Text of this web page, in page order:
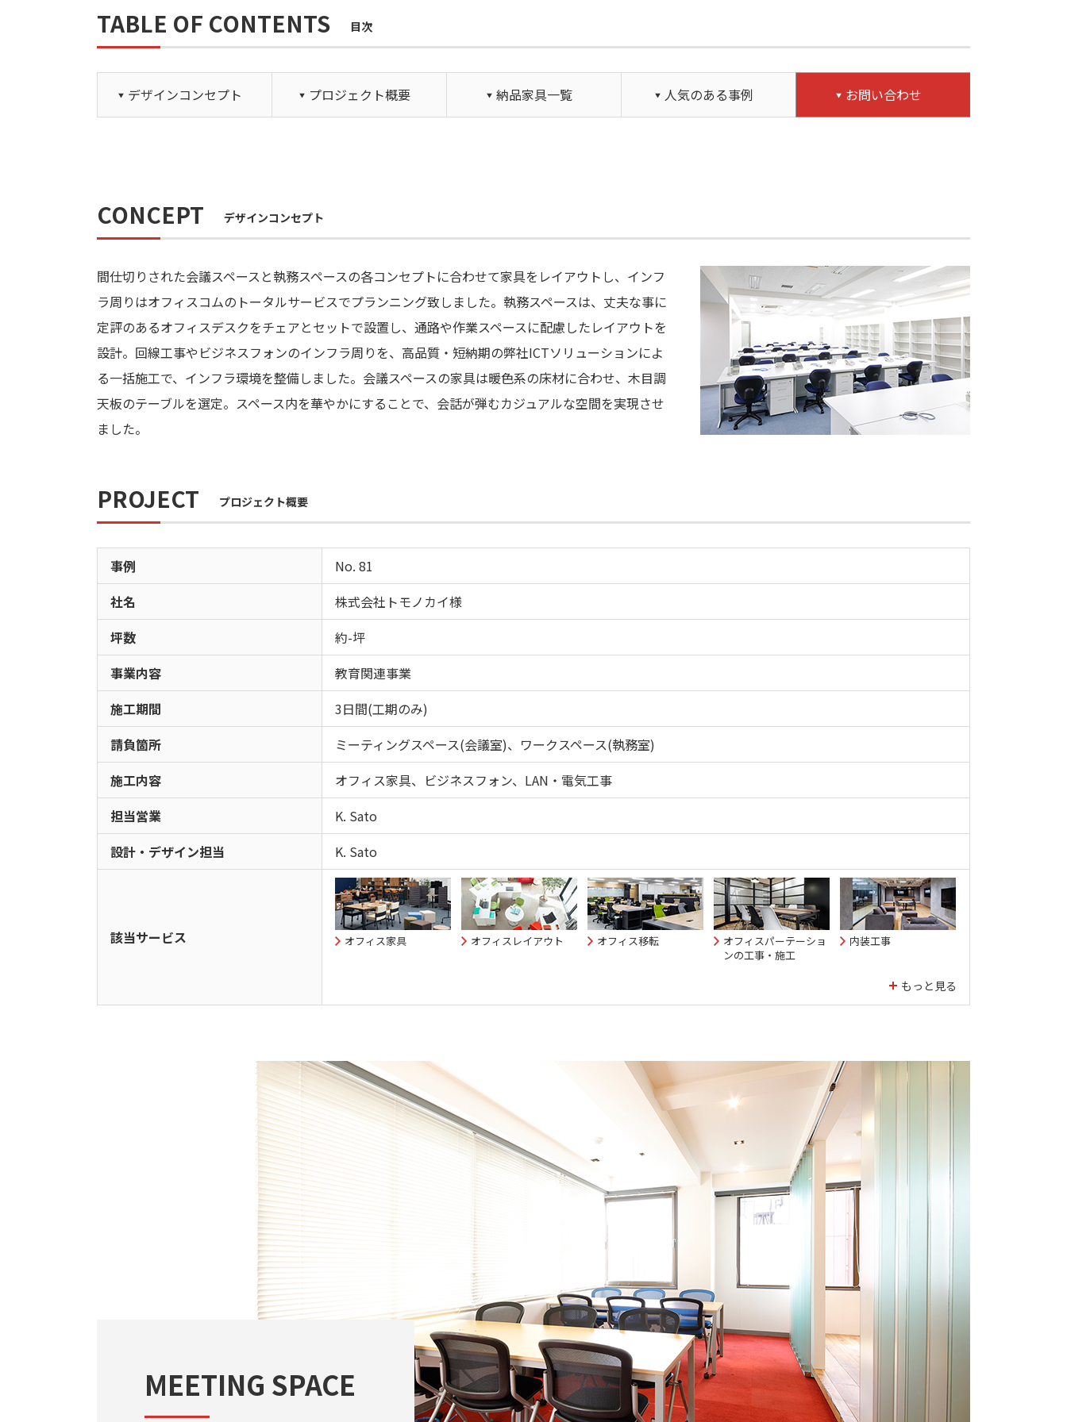
TABLE OF CONTENTS 目次
デザインコンセプト プロジェクト概要 納品家具一覧 人気のある事例 お問い合わせ
CONCEPT デザインコンセプト
間仕切りされた会議スペースと執務スペースの各コンセプトに合わせて家具をレイアウトし、インフ
ラ周りはオフィスコムのトータルサービスでプランニング致しました。執務スペースは、丈夫な事に
定評のあるオフィスデスクをチェアとセットで設置し、通路や作業スペースに配慮したレイアウトを
設計。回線工事やビジネスフォンのインフラ周りを、高品質・短納期の弊社ICTソリューションによ
る一括施工で、インフラ環境を整備しました。会議スペースの家具は暖色系の床材に合わせ、木目調
天板のテーブルを選定。スペース内を華やかにすることで、会話が弾むカジュアルな空間を実現させ
ました。
PROJECT プロジェクト概要
事例
No. 81
社名
株式会社トモノカイ様
坪数
約-坪
事業内容
教育関連事業
施工期間
3日間(工期のみ)
請負箇所
ミーティングスペース(会議室)、ワークスペース(執務室)
施工内容
オフィス家具、ビジネスフォン、LAN・電気工事
担当営業
K. Sato
設計・デザイン担当
K. Sato
該当サービス オフィス家具 オフィスレイアウト オフィス移転
オフィスパーテーショ
ンの工事・施工
内装工事
MEETING SPACE